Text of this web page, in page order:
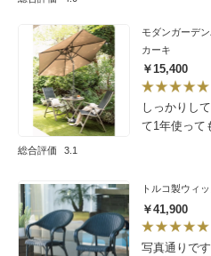
けば良いの
りになりま
置く場所は
からの時期
いと思って
総合評価 3.1
モダンガーデ
カーキ
￥15,400
しっかりし
て1年使って
いうか目立
れを買って
トルコ製ウィ
￥41,900
写真通りで